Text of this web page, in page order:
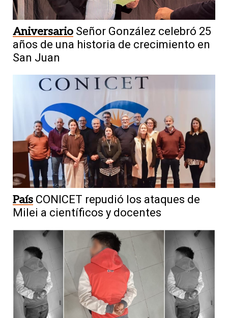
Aniversario Señor González celebró 25
años de una historia de crecimiento en
San Juan
País CONICET repudió los ataques de
Milei a científicos y docentes